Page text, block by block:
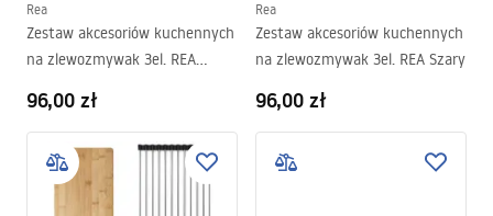
Rea
Zestaw akcesoriów kuchennych
na zlewozmywak 3el. REA
96,00 zł
Rea
Zestaw akcesoriów kuchennych
na zlewozmywak 3el. REA Szary
96,00 zł